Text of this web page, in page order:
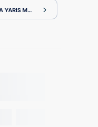
MXPH10